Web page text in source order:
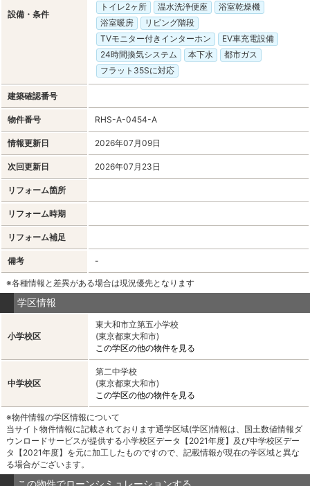
設備・条件
トイレ2ヶ所
温水洗浄便座
浴室乾燥機
浴室暖房
リビング階段
TVモニター付きインターホン
EV車充電設備
24時間換気システム
本下水
都市ガス
フラット35Sに対応
建築確認番号
物件番号 RHS-A-0454-A
情報更新日 2026年07月09日
次回更新日 2026年07月23日
リフォーム箇所
リフォーム時期
リフォーム補足
備考 -
※各種情報と差異がある場合は現況優先となります
学区情報
小学校区
東大和市立第五小学校
(東京都東大和市)
この学区の他の物件を見る
中学校区
第二中学校
(東京都東大和市)
この学区の他の物件を見る
※物件情報の学区情報について
当サイト物件情報に記載されております通学区域(学区)情報は、国土数値情報ダ
ウンロードサービスが提供する小学校区データ【2021年度】及び中学校区デー
タ【2021年度】を元に加工したものですので、記載情報が現在の学区域と異な
る場合がございます。
この物件でローンシミュレーションする